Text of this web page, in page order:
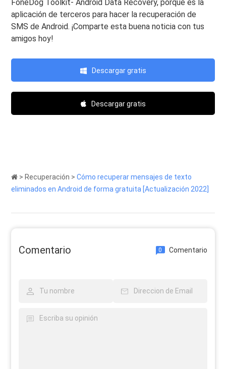
FoneDog Toolkit- Android Data Recovery, porque es la
aplicación de terceros para hacer la recuperación de
SMS de Android. ¡Comparte esta buena noticia con tus
amigos hoy!
Descargar gratis
Descargar gratis
> Recuperación >Cómo recuperar mensajes de texto
eliminados en Android de forma gratuita [Actualización 2022]
Comentario 0 Comentario